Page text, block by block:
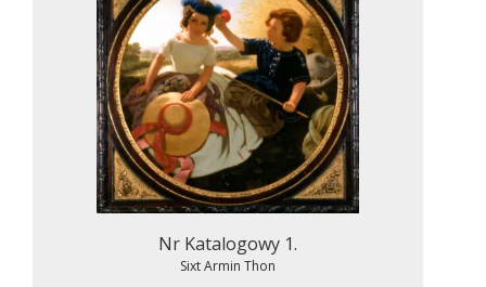
Nr Katalogowy 1.
Sixt Armin Thon